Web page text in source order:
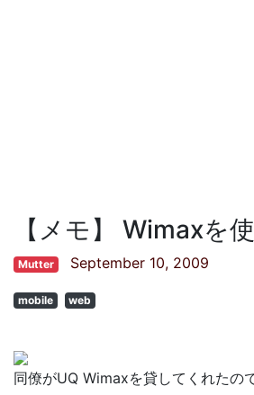
【メモ】 Wimaxを
Mutter September 10, 2009
mobile web
同僚がUQ Wimaxを貸してくれたの